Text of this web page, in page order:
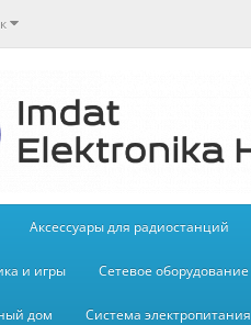
Aксессуары для радиостанций
и игры Сетевое оборудование
дом Система электропитания